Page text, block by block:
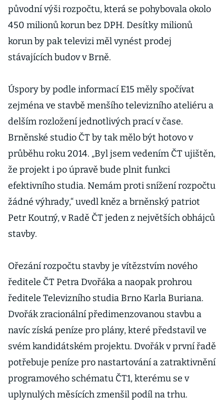
původní výši rozpočtu, která se pohybovala okolo
450 milionů korun bez DPH. Desítky milionů
korun by pak televizi měl vynést prodej
stávajících budov v Brně.
Úspory by podle informací E15 měly spočívat
zejména ve stavbě menšího televizního ateliéru a
delším rozložení jednotlivých prací v čase.
Brněnské studio ČT by tak mělo být hotovo v
průběhu roku 2014. „Byl jsem vedením ČT ujištěn,
že projekt i po úpravě bude plnit funkci
efektivního studia. Nemám proti snížení rozpočtu
žádné výhrady,“ uvedl kněz a brněnský patriot
Petr Koutný, v Radě ČT jeden z největších obhájců
stavby.
Ořezání rozpočtu stavby je vítězstvím nového
ředitele ČT Petra Dvořáka a naopak prohrou
ředitele Televizního studia Brno Karla Buriana.
Dvořák zracionální předimenzovanou stavbu a
navíc získá peníze pro plány, které představil ve
svém kandidátském projektu. Dvořák v první řadě
potřebuje peníze pro nastartování a zatraktivnění
programového schématu ČT1, kterému se v
uplynulých měsících zmenšil podíl na trhu.